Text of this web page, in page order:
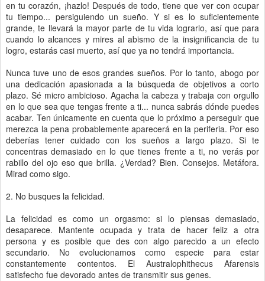
en tu corazón, ¡hazlo! Después de todo, tiene que ver con ocupar
tu tiempo... persiguiendo un sueño. Y si es lo suficientemente
grande, te llevará la mayor parte de tu vida lograrlo, así que para
cuando lo alcances y mires al abismo de la insignificancia de tu
logro, estarás casi muerto, así que ya no tendrá importancia.
Nunca tuve uno de esos grandes sueños. Por lo tanto, abogo por
una dedicación apasionada a la búsqueda de objetivos a corto
plazo. Sé micro ambicioso. Agacha la cabeza y trabaja con orgullo
en lo que sea que tengas frente a ti... nunca sabrás dónde puedes
acabar. Ten únicamente en cuenta que lo próximo a perseguir que
merezca la pena probablemente aparecerá en la periferia. Por eso
deberías tener cuidado con los sueños a largo plazo. Si te
concentras demasiado en lo que tienes frente a ti, no verás por
rabillo del ojo eso que brilla. ¿Verdad? Bien. Consejos. Metáfora.
Mirad como sigo.
2. No busques la felicidad.
La felicidad es como un orgasmo: si lo piensas demasiado,
desaparece. Mantente ocupada y trata de hacer feliz a otra
persona y es posible que des con algo parecido a un efecto
secundario. No evolucionamos como especie para estar
constantemente contentos. El Australophithecus Afarensis
satisfecho fue devorado antes de transmitir sus genes.